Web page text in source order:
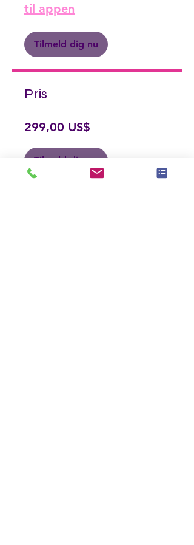
til appen
Tilmeld dig nu
Pris
299,00 US$
Tilmeld dig nu